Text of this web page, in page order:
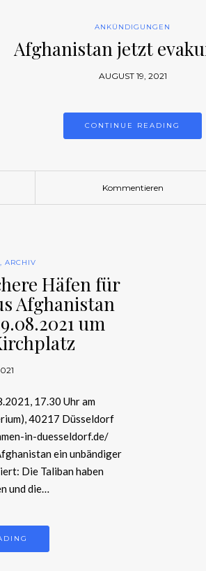
ANKÜNDIGUNGEN
Afghanistan jetzt
AUGUST 19, 2021
CONTINUE READING
Kommentieren
, ARCHIV
Häfen für
Afghanistan
um
17.30 Uhr am
40217 Düsseldorf
in-duesseldorf.de/
ein unbändiger
Die Taliban haben
und die…